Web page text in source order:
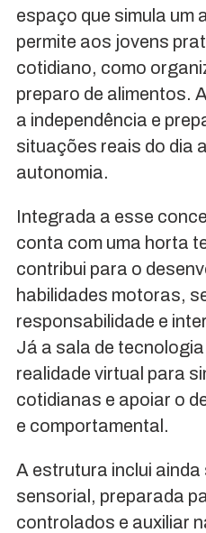
espaço que simula um
permite aos jovens
cotidiano, como
preparo de alimentos.
a independência e
situações reais do dia
autonomia.
Integrada a esse
conta com uma horta
contribui para o
habilidades motoras,
responsabilidade e
Já a sala de
realidade virtual para
cotidianas e apoiar o
e comportamental.
A estrutura inclui
sensorial, preparada
controlados e auxiliar